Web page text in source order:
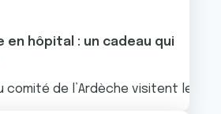
en hôpital : un cadeau qui
comité de l’Ardèche visitent les